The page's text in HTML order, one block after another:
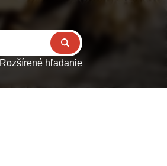
Rozšírené hľadanie